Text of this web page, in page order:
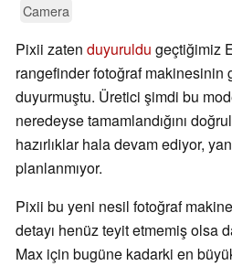
Camera
Pixii zaten duyuruldu geçtiğimiz
rangefinder fotoğraf makinesinin
duyurmuştu. Üretici şimdi bu
neredeyse tamamlandığını
hazırlıklar hala devam ediyor,
planlanmıyor.
Pixii bu yeni nesil fotoğraf
detayı henüz teyit etmemiş olsa
Max için bugüne kadarki en